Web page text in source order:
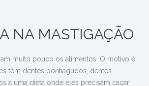
NA MASTIGAÇÃO
muito pouco os alimentos. O motivo é
têm dentes pontiagudos, dentes
a uma dieta onde eles precisam caçar